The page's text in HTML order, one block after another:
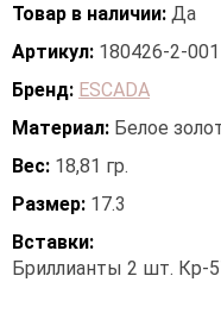
Товар в наличии: Да
Артикул: 180426-2-001
Бренд: ESCADA
Материал: Белое
Вес: 18,81 гр.
Размер: 17.3
Вставки:
Бриллианты 2 шт. Кр-